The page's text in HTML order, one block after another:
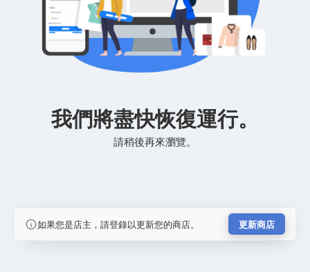
我們將盡快恢復運行。
請稍後再來瀏覽。
如果您是店主，請登錄以更新您的商店。 更新商店